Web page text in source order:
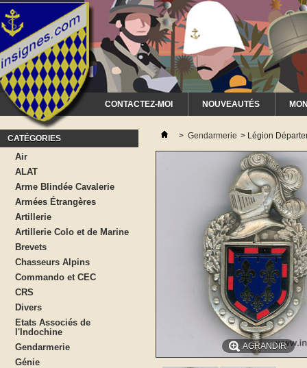
CONTACTEZ-MOI NOUVEAUTÉS
CATÉGORIES
Air
ALAT
Arme Blindée Cavalerie
Armées Étrangères
Artillerie
Artillerie Colo et de Marine
Brevets
Chasseurs Alpins
Commando et CEC
CRS
Divers
Etats Associés de
l'Indochine
Gendarmerie
Génie
> Gendarmerie > Légion
AGRANDIR